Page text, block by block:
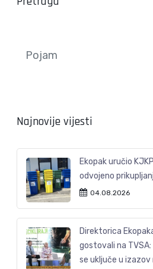
Najnovije vijesti
Ekopak uručio
odvojeno
04.08.2026
Direktorica
gostovali na
se uključe u